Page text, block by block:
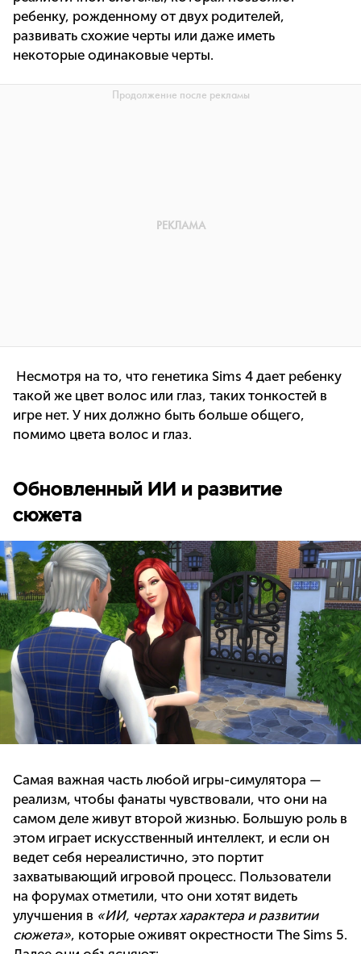
ребенку, рожденному от двух родителей,
развивать схожие черты или даже иметь
некоторые одинаковые черты.
Несмотря на то, что генетика Sims 4 дает ребенку
такой же цвет волос или глаз, таких тонкостей в
игре нет. У них должно быть больше общего,
помимо цвета волос и глаз.
Обновленный ИИ и развитие
сюжета
Самая важная часть любой игры-симулятора —
реализм, чтобы фанаты чувствовали, что они на
самом деле живут второй жизнью. Большую роль в
этом играет искусственный интеллект, и если он
ведет себя нереалистично, это портит
захватывающий игровой процесс. Пользователи
на форумах отметили, что они хотят видеть
улучшения в «ИИ, чертах характера и развитии
сюжета», которые оживят окрестности The Sims 5.